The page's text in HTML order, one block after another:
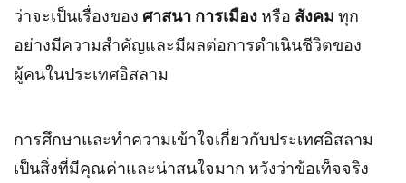
ว่าจะเป็นเรื่องของ ศาสนา การเมือง หรือ สังคม ทุก
อย่างมีความสำคัญและมีผลต่อการดำเนินชีวิตของ
ผู้คนในประเทศอิสลาม
การศึกษาและทำความเข้าใจเกี่ยวกับประเทศอิสลาม
เป็นสิ่งที่มีคุณค่าและน่าสนใจมาก หวังว่าข้อเท็จจริง